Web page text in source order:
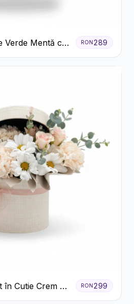
Verde Mentă cu
RON 289
în Cutie Crem cu
RON 299